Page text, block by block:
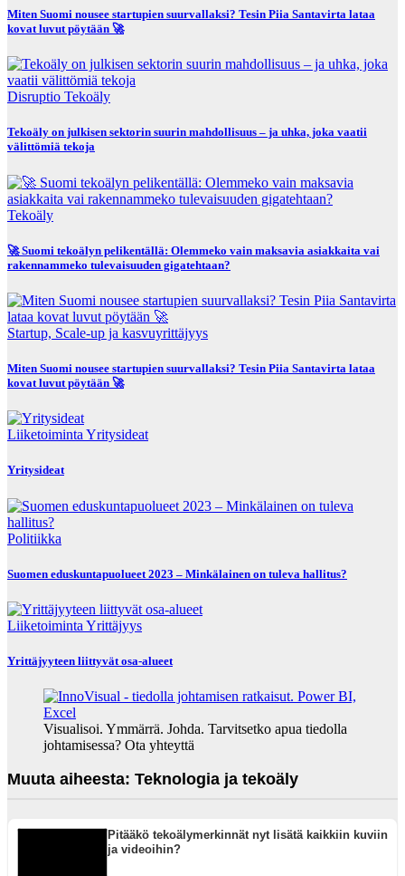
Miten Suomi nousee startupien suurvallaksi? Tesin Piia Santavirta lataa
kovat luvut pöytään 🚀
Disruptio Tekoäly
Tekoäly on julkisen sektorin suurin mahdollisuus – ja uhka, joka vaatii
välittömiä tekoja
Tekoäly
🚀 Suomi tekoälyn pelikentällä: Olemmeko vain maksavia asiakkaita vai
rakennammeko tulevaisuuden gigatehtaan?
Startup, Scale-up ja kasvuyrittäjyys
Miten Suomi nousee startupien suurvallaksi? Tesin Piia Santavirta lataa
kovat luvut pöytään 🚀
Liiketoiminta Yritysideat
Yritysideat
Politiikka
Suomen eduskuntapuolueet 2023 – Minkälainen on tuleva hallitus?
Liiketoiminta Yrittäjyys
Yrittäjyyteen liittyvät osa-alueet
Visualisoi. Ymmärrä. Johda. Tarvitsetko apua tiedolla
johtamisessa? Ota yhteyttä
Muuta aiheesta: Teknologia ja tekoäly
Pitääkö tekoälymerkinnät nyt lisätä kaikkiin kuviin
ja videoihin?